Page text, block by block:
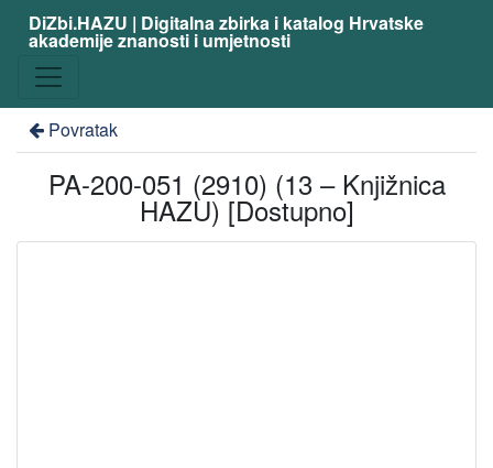
DiZbi.HAZU | Digitalna zbirka i katalog Hrvatske
akademije znanosti i umjetnosti
Povratak
PA-200-051 (2910) (13 – Knjižnica
HAZU) [Dostupno]